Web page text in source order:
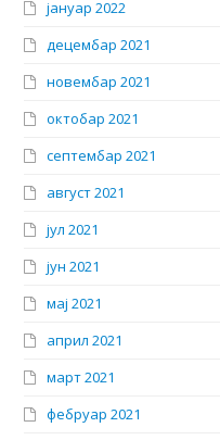
јануар 2022
децембар 2021
новембар 2021
октобар 2021
септембар 2021
август 2021
јул 2021
јун 2021
мај 2021
април 2021
март 2021
фебруар 2021